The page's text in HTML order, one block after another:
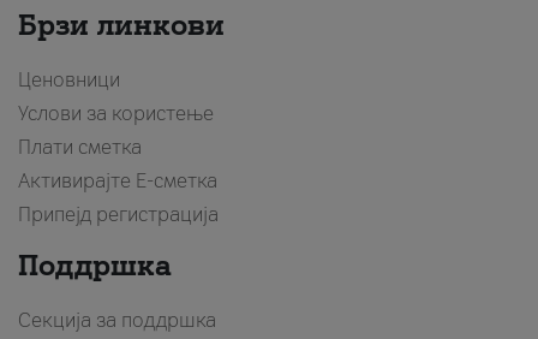
Брзи линкови
Ценовници
Услови за користење
Плати сметка
Активирајте Е-сметка
Припејд регистрација
Поддршка
Секција за поддршка